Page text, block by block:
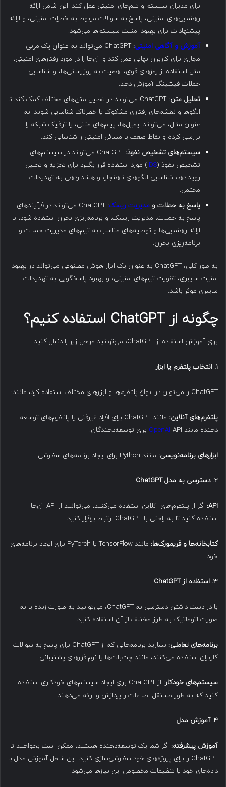
برای مدیران سیستم و تیم‌های امنیتی عمل کند. این شامل ارائه
راهنمایی‌های امنیتی، پاسخ به سوالات مربوط به خطرات امنیتی، و ارائه
پیشنهادات برای بهبود امنیت سیستم‌ها می‌شود.
آموزش و آگاهی امنیتی:
ChatGPT می‌تواند به عنوان یک مربی
مجازی برای کاربران نهایی عمل کند و آن‌ها را در مورد رفتارهای امنیتی،
مثل استفاده از رمزهای قوی، اهمیت به روزرسانی‌ها، و شناسایی
حملات فیشینگ آموزش دهد.
تحلیل متن:
ChatGPT می‌تواند در تحلیل متن‌های مختلف کمک کند تا
الگوها و نقشه‌های رفتاری مشکوک یا خطرناک شناسایی شوند. به
عنوان مثال، می‌تواند ایمیل‌ها، پیام‌های متنی، یا ترافیک شبکه را
بررسی کرده و نقاط ضعف یا مسائل امنیتی را شناسایی کند.
سیستم‌های تشخیص نفوذ:
ChatGPT می‌تواند در سیستم‌های
تشخیص نفوذ (IDS) مورد استفاده قرار بگیرد برای تجزیه و تحلیل
رویدادها، شناسایی الگوهای ناهنجار، و هشداردهی به تهدیدات
محتمل.
پاسخ به حملات و مدیریت ریسک:
ChatGPT می‌تواند در فرآیندهای
پاسخ به حملات، مدیریت ریسک، و برنامه‌ریزی بحران استفاده شود، با
ارائه راهنمایی‌ها و توصیه‌های مناسب به تیم‌های مدیریت حملات و
برنامه‌ریزی بحران.
به طور کلی، ChatGPT به عنوان یک ابزار هوش مصنوعی می‌تواند در بهبود
امنیت سایبری، تقویت تیم‌های امنیتی، و بهبود پاسخگویی به تهدیدات
سایبری موثر باشد.
چگونه ازChatGPT استفاده کنیم؟
برای آموزش استفاده از ChatGPT، می‌توانید مراحل زیر را دنبال کنید:
۱. انتخاب پلتفرم یا ابزار
ChatGPT را می‌توان در انواع پلتفرم‌ها و ابزارهای مختلف استفاده کرد، مانند:
پلتفرم‌های آنلاین:
مانند ChatGPT برای افراد غیرفنی یا پلتفرم‌های توسعه
دهنده مانند
OpenAI API برای توسعه‌دهندگان.
ابزارهای برنامه‌نویسی: مانند Python برای ایجاد برنامه‌های سفارشی.
۲. دسترسی به مدل ChatGPT
API:
اگر از پلتفرم‌های آنلاین استفاده می‌کنید، می‌توانید از API آن‌ها
استفاده کنید تا به راحتی با ChatGPT ارتباط برقرار کنید.
کتابخانه‌ها و فریمورک‌ها:
مانند TensorFlow یا PyTorch برای ایجاد برنامه‌های
خود.
۳. استفاده از ChatGPT
با در دست داشتن دسترسی به ChatGPT، می‌توانید به صورت زنده یا به
صورت اتوماتیک به طرز مختلف از آن استفاده کنید:
برنامه‌های تعاملی:
بسازید برنامه‌هایی که از ChatGPT برای پاسخ به سوالات
کاربران استفاده می‌کنند، مانند چت‌بات‌ها یا نرم‌افزارهای پشتیبانی.
سیستم‌های خودکار:
از ChatGPT برای ایجاد سیستم‌های خودکاری استفاده
کنید که به طور مستقل اطلاعات را پردازش و ارائه می‌دهند.
۴. آموزش مدل
آموزش پیشرفته: اگر شما یک توسعه‌دهنده هستید، ممکن است بخواهید تا
ChatGPT را برای پروژه‌های خود سفارشی‌سازی کنید. این شامل آموزش مدل با
داده‌های خود یا تنظیمات مخصوص این نیازها می‌شود.